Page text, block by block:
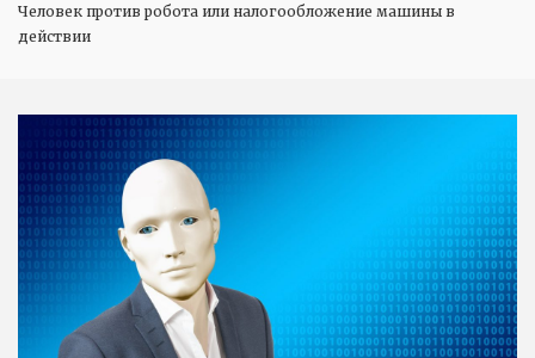
Человек против робота или налогообложение машины в
действии